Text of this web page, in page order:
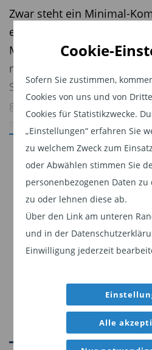
Cookie-
Sofern Sie zustimmen,
Cookies von uns und von
Cookies für Statistikzwecke.
„Einstellungen“ erfahren Sie
zu welchem Zweck zum
oder Abwählen stimmen Sie
personenbezogenen Daten
zu oder lehnen diese ab.
Über den Link am unteren
und in der
Einwilligung jederzeit
Alle
Zwar steht ein Minimal-
etwa in Form eines 10-
Mindestzolls –, doch eine
möglich. Insbesondere, da
Spiel ist. Die USA nutzen
gezielt zur
allem sektorspezifische
Autos auf dem Spiel.
Gleichzeitig üben
protektionistische
zusätzlichen Druck aus.
deutsche Industrie, die
Nachfrage, starke
Beitrag öffnen
Diesen Beitrag teilen:
Jetzt
Dieser Inhalt ist für
bestimmt. Mit Klick auf
Sie, dass Sie ein
und stimmen unserer
zu.